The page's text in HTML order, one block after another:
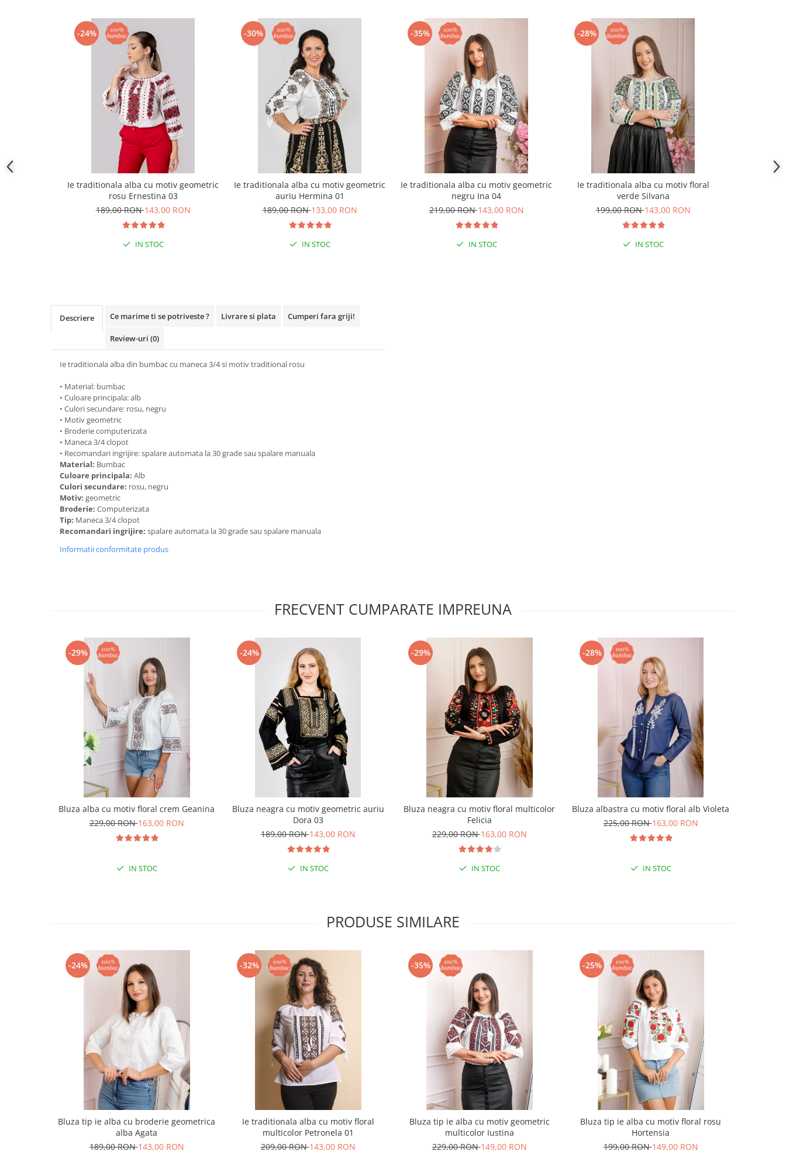
-24%
Ie traditionala alba cu motiv geometric
rosu Ernestina 03
189,00 RON143,00 RON
IN STOC
-30%
Ie traditionala alba cu motiv geometric
auriu Hermina 01
189,00 RON133,00 RON
IN STOC
-35%
Ie traditionala alba cu motiv geometric
negru Ina 04
219,00 RON143,00 RON
IN STOC
-28%
Ie traditionala alba cu motiv floral
verde Silvana
199,00 RON143,00 RON
IN STOC
Descriere Ce marime ti se potriveste ? Livrare si plata Cumperi fara griji!
Review-uri (0)
Ie traditionala alba din bumbac cu maneca 3/4 si motiv traditional rosu
• Material: bumbac
• Culoare principala: alb
• Culori secundare: rosu, negru
• Motiv geometric
• Broderie computerizata
• Maneca 3/4 clopot
• Recomandari ingrijire: spalare automata la 30 grade sau spalare manuala
Material: Bumbac
Culoare principala: Alb
Culori secundare: rosu, negru
Motiv: geometric
Broderie: Computerizata
Tip: Maneca 3/4 clopot
Recomandari ingrijire: spalare automata la 30 grade sau spalare manuala
Informatii conformitate produs
FRECVENT CUMPARATE IMPREUNA
-29%
Bluza alba cu motiv floral crem Geanina
229,00 RON163,00 RON
IN STOC
-24%
Bluza neagra cu motiv geometric auriu
Dora 03
189,00 RON143,00 RON
IN STOC
-29%
Bluza neagra cu motiv floral multicolor
Felicia
229,00 RON163,00 RON
IN STOC
-28%
Bluza albastra cu motiv floral alb Violeta
225,00 RON163,00 RON
IN STOC
PRODUSE SIMILARE
-24%
Bluza tip ie alba cu broderie geometrica
alba Agata
189,00 RON143,00 RON
-32%
Ie traditionala alba cu motiv floral
multicolor Petronela 01
209,00 RON143,00 RON
-35%
Bluza tip ie alba cu motiv geometric
multicolor Iustina
229,00 RON149,00 RON
-25%
Bluza tip ie alba cu motiv floral rosu
Hortensia
199,00 RON149,00 RON